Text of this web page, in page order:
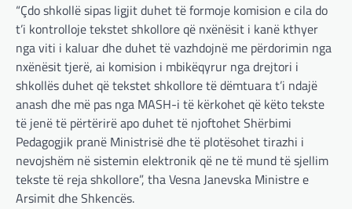
“Çdo shkollë sipas ligjit duhet të formoje komision e cila do
t’i kontrolloje tekstet shkollore që nxënësit i kanë kthyer
nga viti i kaluar dhe duhet të vazhdojnë me përdorimin nga
nxënësit tjerë, ai komision i mbikëqyrur nga drejtori i
shkollës duhet që tekstet shkollore të dëmtuara t’i ndajë
anash dhe më pas nga MASH-i të kërkohet që këto tekste
të jenë të përtërirë apo duhet të njoftohet Shërbimi
Pedagogjik pranë Ministrisë dhe të plotësohet tirazhi i
nevojshëm në sistemin elektronik që ne të mund të sjellim
tekste të reja shkollore”, tha Vesna Janevska Ministre e
Arsimit dhe Shkencës.